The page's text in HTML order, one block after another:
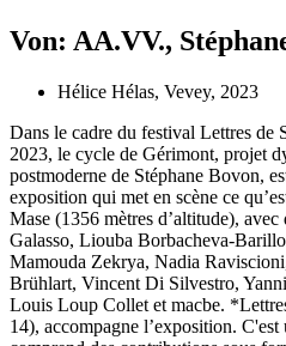
Von: AA.VV.,
Hélice Hélas, Vevey, 2023
Dans le cadre du festival Lettres de
2023, le cycle de Gérimont, projet
postmoderne de Stéphane Bovon,
exposition qui met en scène ce
Mase (1356 mètres d’altitude),
Galasso, Liouba Borbacheva-
Mamouda Zekrya, Nadia
Brühlart, Vincent Di Silvestro,
Louis Loup Collet et macbe.
14), accompagne l’exposition.